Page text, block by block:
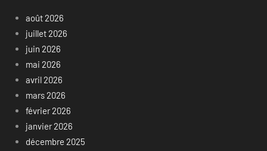
août 2026
juillet 2026
juin 2026
mai 2026
avril 2026
mars 2026
février 2026
janvier 2026
décembre 2025